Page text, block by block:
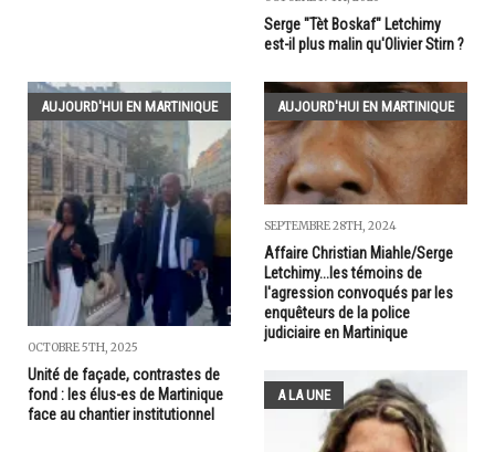
Serge "Tèt Boskaf" Letchimy
est-il plus malin qu'Olivier Stirn ?
AUJOURD'HUI EN MARTINIQUE
OCTOBRE 5TH, 2025
Unité de façade, contrastes de
fond : les élus-es de Martinique
face au chantier institutionnel
AUJOURD'HUI EN MARTINIQUE
SEPTEMBRE 28TH, 2024
Affaire Christian Miahle/Serge
Letchimy...les témoins de
l'agression convoqués par les
enquêteurs de la police
judiciaire en Martinique
A LA UNE